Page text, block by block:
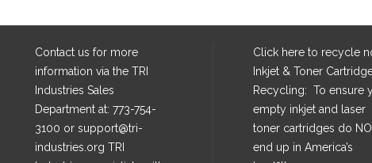
Contact us for more
information via the TRI
Industries Sales
Department at: 773-754-
3100 or support@tri-
industries.org TRI
Click here to recycle
Inkjet & Toner
Recycling: To ensure
empty inkjet and laser
toner cartridges do
end up in America’s